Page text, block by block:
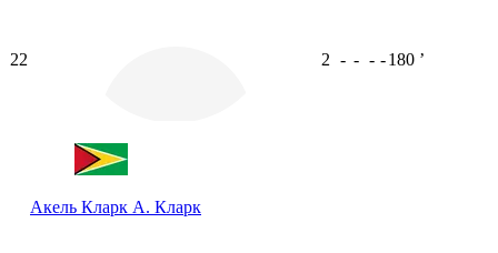
22
Акель Кларк А. Кларк
2 - - - -180 ʼ